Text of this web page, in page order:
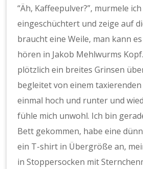
“Äh, Kaffeepulver?”, murmele
eingeschüchtert und zeige auf
braucht eine Weile, man kann
hören in Jakob Mehlwurms
plötzlich ein breites Grinsen
begleitet von einem taxierenden
einmal hoch und runter und
fühle mich unwohl. Ich bin
Bett gekommen, habe eine
ein T-shirt in Übergröße an,
in Stoppersocken mit